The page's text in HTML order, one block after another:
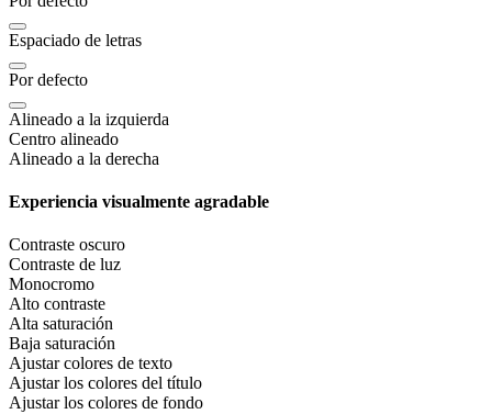
Espaciado de letras
Por defecto
Alineado a la izquierda
Centro alineado
Alineado a la derecha
Experiencia visualmente agradable
Contraste oscuro
Contraste de luz
Monocromo
Alto contraste
Alta saturación
Baja saturación
Ajustar colores de texto
Ajustar los colores del título
Ajustar los colores de fondo